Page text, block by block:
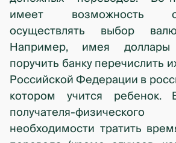
имеет возможность
осуществлять выбор
Например, имея
поручить банку перечислить
Российской Федерации в
котором учится ребенок.
получателя-
необходимости тратить